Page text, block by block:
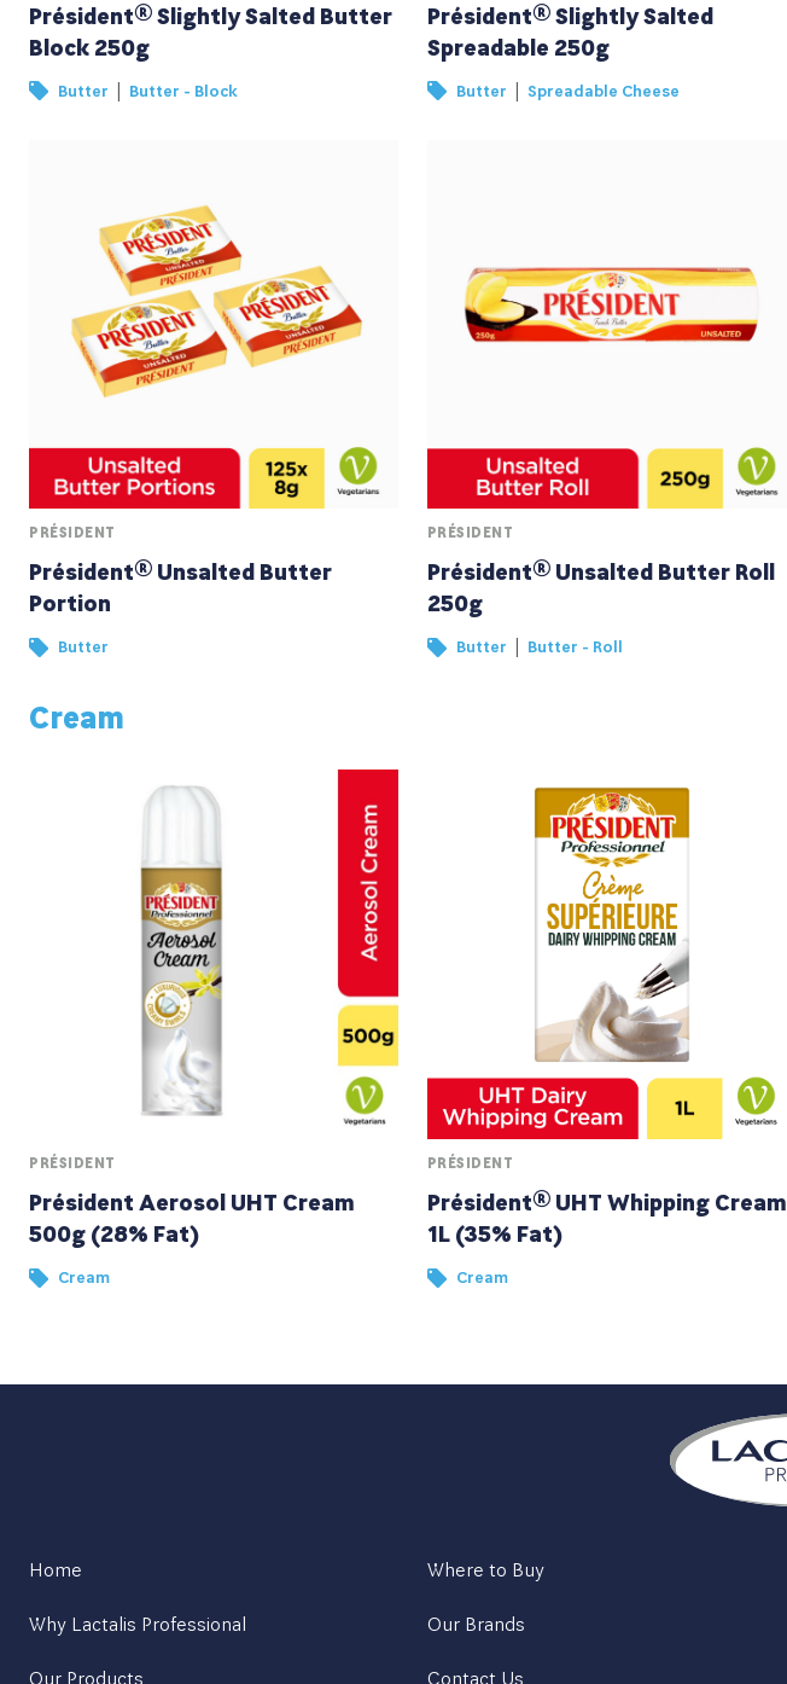
Président® Slightly Salted Butter
Block 250g
Butter | Butter - Block
Président® Slightly Salted
Spreadable 250g
Butter | Spreadable Cheese
PRÉSIDENT
Président® Unsalted Butter
Portion
Butter
PRÉSIDENT
Président® Unsalted Butter Roll
250g
Butter Butter - Roll
Cream
PRÉSIDENT
Président Aerosol UHT Cream
500g (28% Fat)
Cream
PRÉSIDENT
Président® UHT Whipping Cream
1L (35% Fat)
Cream
Home
Why Lactalis Professional
Our Products
Where to Buy
Our Brands
Contact Us